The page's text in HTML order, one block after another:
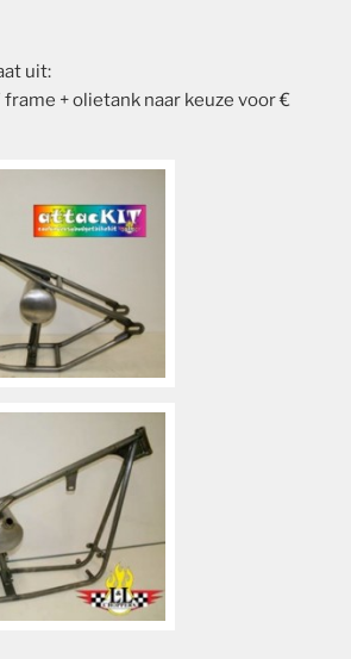
uit:
+ olietank naar keuze voor €